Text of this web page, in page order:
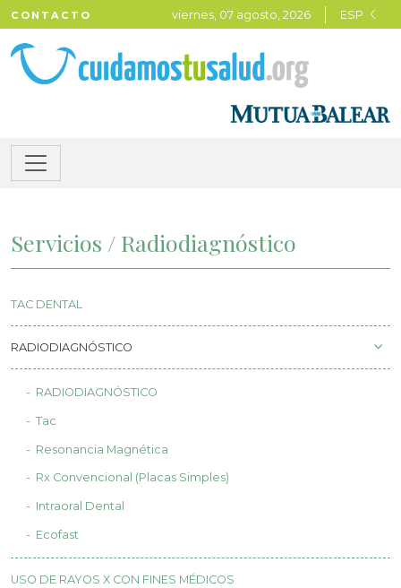
CONTACTO viernes, 07 agosto, 2026 ESP
Servicios / Radiodiagnóstico
TAC DENTAL
RADIODIAGNÓSTICO
RADIODIAGNÓSTICO
Tac
Resonancia Magnética
Rx Convencional (Placas Simples)
Intraoral Dental
Ecofast
USO DE RAYOS X CON FINES MÉDICOS